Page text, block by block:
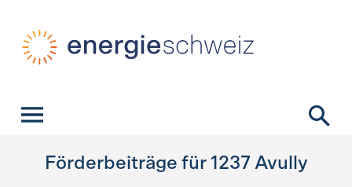
Förderbeiträge für 1237 Avully